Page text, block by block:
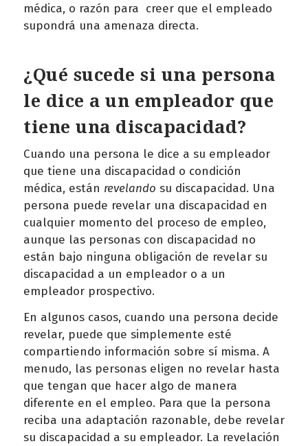
médica, o razón para creer que el empleado
supondrá una amenaza directa.
¿Qué sucede si una persona
le dice a un empleador que
tiene una discapacidad?
Cuando una persona le dice a su empleador
que tiene una discapacidad o condición
médica, están revelando su discapacidad. Una
persona puede revelar una discapacidad en
cualquier momento del proceso de empleo,
aunque las personas con discapacidad no
están bajo ninguna obligación de revelar su
discapacidad a un empleador o a un
empleador prospectivo.
En algunos casos, cuando una persona decide
revelar, puede que simplemente esté
compartiendo información sobre sí misma. A
menudo, las personas eligen no revelar hasta
que tengan que hacer algo de manera
diferente en el empleo. Para que la persona
reciba una adaptación razonable, debe revelar
su discapacidad a su empleador. La revelación